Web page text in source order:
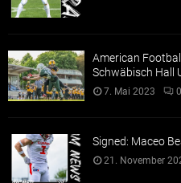
American
Schwäbisch Hall
7. Mai 2023 0
Signed: Maceo
21. November